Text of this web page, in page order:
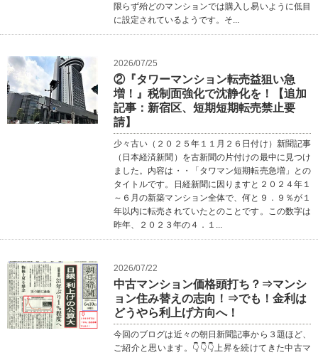
限らず殆どのマンションでは購入し易いように低目
に設定されているようです。そ...
2026/07/25
②『タワーマンション転売益狙い急
増！』税制面強化で沈静化を！【追加
記事：新宿区、短期短期転売禁止要
請】
少々古い（２０２５年１１月２６日付け）新聞記事
（日本経済新聞）を古新聞の片付けの最中に見つけ
ました。内容は・・「タワマン短期転売急増」との
タイトルです。日経新聞に因りますと２０２４年１
～６月の新築マンション全体で、何と９．９％が１
年以内に転売されていたとのことです。この数字は
昨年、２０２３年の４．１...
2026/07/22
中古マンション価格頭打ち？⇒マンシ
ョン住み替えの志向！⇒でも！金利は
どうやら利上げ方向へ！
今回のブログは近々の朝日新聞記事から３題ほど、
ご紹介と思います。👇👇👇上昇を続けてきた中古マ